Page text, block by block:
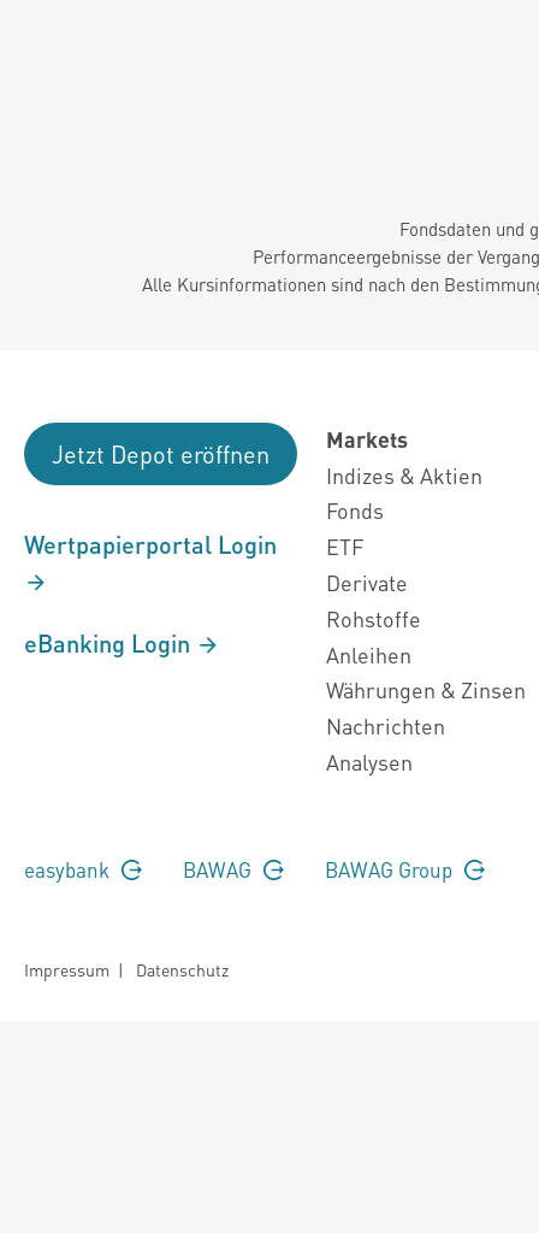
Fondsdaten und
Performanceergebnisse der
Alle Kursinformationen sind nach den
Jetzt Depot eröffnen
Wertpapierportal Login
eBanking Login
Markets
Indizes & Aktien
Fonds
ETF
Derivate
Rohstoffe
Anleihen
Währungen & Zinsen
Nachrichten
Analysen
easybank BAWAG BAWAG Group
Impressum | Datenschutz